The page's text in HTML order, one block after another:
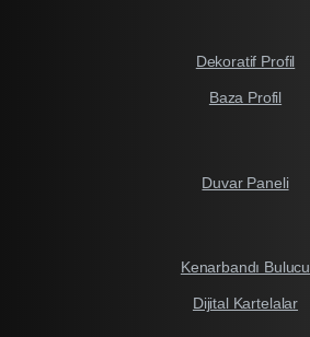
Dekoratif Profil
Baza Profil
Duvar Paneli
Kenarbandı Bulucu
Dijital Kartelalar